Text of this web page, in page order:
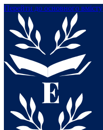
Перейти до основного вмісту